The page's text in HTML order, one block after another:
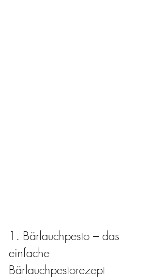
1. Bärlauchpesto – das
einfache
Bärlauchpestorezept